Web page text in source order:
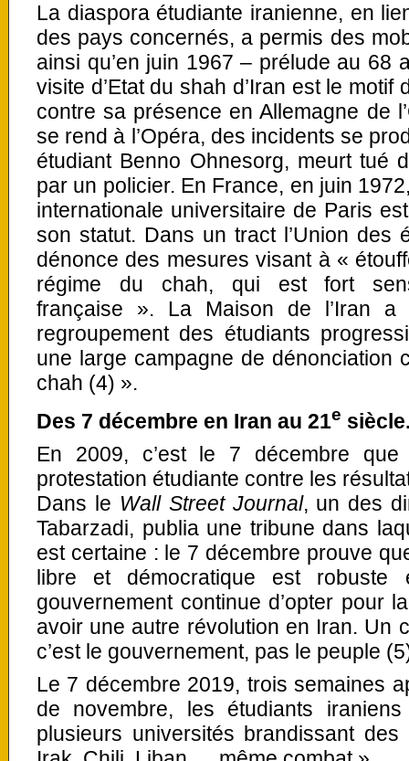
La diaspora étudiante iranienne, en
des pays concernés, a permis des
ainsi qu’en juin 1967 – prélude au 68
visite d’Etat du shah d’Iran est le motif
contre sa présence en Allemagne de
se rend à l’Opéra, des incidents se
étudiant Benno Ohnesorg, meurt tué
par un policier. En France, en juin
internationale universitaire de Paris
son statut. Dans un tract l’Union des
dénonce des mesures visant à «
régime du chah, qui est fort
française ». La Maison de l’Iran
regroupement des étudiants
une large campagne de dénonciation
chah (4) ».
Des 7 décembre en Iran au 21e
En 2009, c’est le 7 décembre
protestation étudiante contre les
Dans le Wall Street Journal, un des
Tabarzadi, publia une tribune dans
est certaine : le 7 décembre prouve
libre et démocratique est
gouvernement continue d’opter pour
avoir une autre révolution en Iran. Un
c’est le gouvernement, pas le peuple
Le 7 décembre 2019, trois semaines
de novembre, les étudiants iraniens
plusieurs universités brandissant